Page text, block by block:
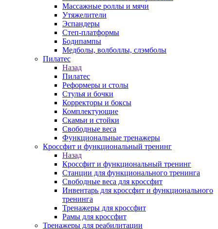
Массажные роллы и мячи
Утяжелители
Эспандеры
Степ-платформы
Бодипампы
Медболы, волболлы, слэмболы
Пилатес
Назад
Пилатес
Реформеры и столы
Стулья и бочки
Корректоры и боксы
Комплектующие
Скамьи и стойки
Свободные веса
Функциональные тренажеры
Кроссфит и функциональный тренинг
Назад
Кроссфит и функциональный тренинг
Станции для функционального тренинга
Свободные веса для кроссфит
Инвентарь для кроссфит и функционального
тренинга
Тренажеры для кроссфит
Рамы для кроссфит
Тренажеры для реабилитации